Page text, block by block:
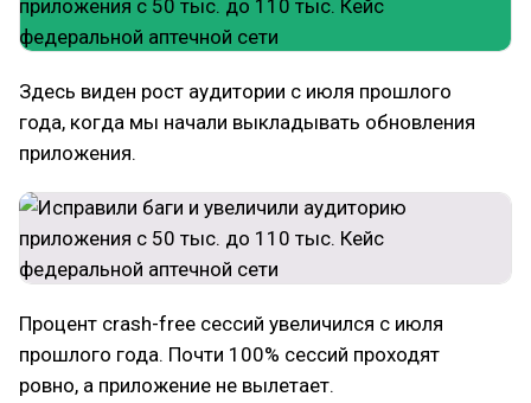
Здесь виден рост аудитории с июля прошлого
года, когда мы начали выкладывать обновления
приложения.
Процент crash-free сессий увеличился с июля
прошлого года. Почти 100% сессий проходят
ровно, а приложение не вылетает.